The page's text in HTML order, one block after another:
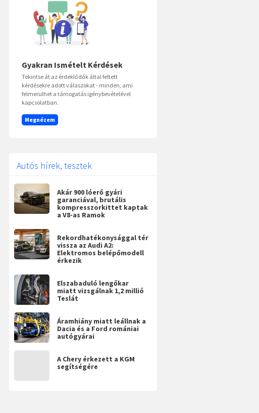
Gyakran Ismételt Kérdések
Tekintse át az érdeklődők által feltett
kérdésekre adott válaszokat - minden, ami
felmerülhet a támogatás igénybevételével
kapcsolatban.
Megnézem
Autós hírek, tesztek
Akár 900 lóerő gyári
garanciával, brutális
kompresszorkittet kaptak
a V8-as Ramok
Rekordhatékonysággal tér
vissza az Audi A2:
Elektromos belépőmodell
érkezik
Elszabaduló lengőkar
miatt vizsgálnak 1,2 millió
Teslát
Áramhiány miatt leállnak a
Dacia és a Ford romániai
autógyárai
A Chery érkezett a KGM
segítségére